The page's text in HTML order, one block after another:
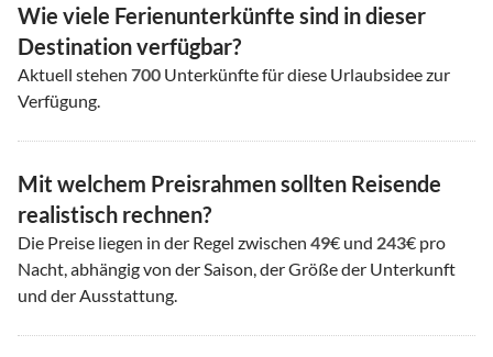
Wie viele Ferienunterkünfte sind in dieser
Destination verfügbar?
Aktuell stehen 700 Unterkünfte für diese Urlaubsidee zur
Verfügung.
Mit welchem Preisrahmen sollten Reisende
realistisch rechnen?
Die Preise liegen in der Regel zwischen 49€ und 243€ pro
Nacht, abhängig von der Saison, der Größe der Unterkunft
und der Ausstattung.